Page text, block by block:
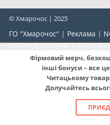
Фірмовий мерч,
інші бонуси – все
Читацькому
Долучайтесь
© Хмарочос | 2025
ГО "Хмарочос" | Реклама |
Нативна реклама|